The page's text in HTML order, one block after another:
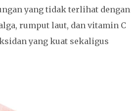
yang tidak terlihat dengan
rumput laut, dan vitamin C
yang kuat sekaligus